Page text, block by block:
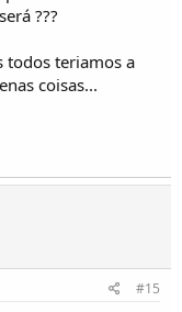
???
todos teriamos a
coisas...
#15